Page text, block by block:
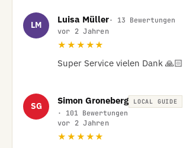
LM
Luisa Müller· 13 Bewertungen
vor 2 Jahren
★★★★★
Super Service vielen Dank
SG
Simon Groneberg LOCAL GUIDE
· 101 Bewertungen
vor 2 Jahren
★★★★★